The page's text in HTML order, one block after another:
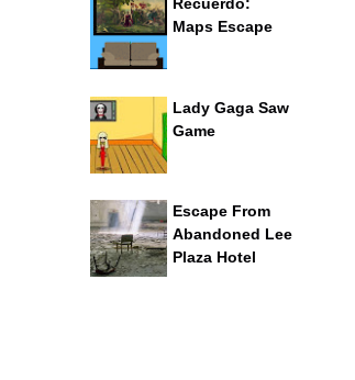
Maps Escape
Lady Gaga Saw
Game
Escape From
Abandoned Lee
Plaza Hotel